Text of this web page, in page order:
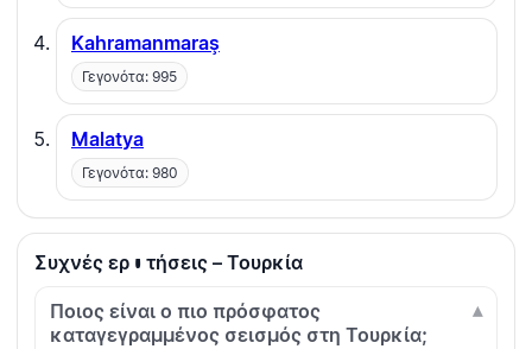
Kahramanmaraş
Γεγονότα: 995
Malatya
Γεγονότα: 980
Συχνές ερωτήσεις – Τουρκία
Ποιος είναι ο πιο πρόσφατος
καταγεγραμμένος σεισμός στη Τουρκία;